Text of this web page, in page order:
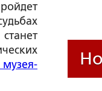
музея-